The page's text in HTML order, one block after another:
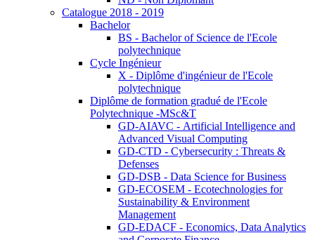
Catalogue 2018 - 2019
Bachelor
BS - Bachelor of Science de l'Ecole
polytechnique
Cycle Ingénieur
X - Diplôme d'ingénieur de l'Ecole
polytechnique
Diplôme de formation gradué de l'Ecole
Polytechnique -MSc&T
GD-AIAVC - Artificial Intelligence and
Advanced Visual Computing
GD-CTD - Cybersecurity : Threats &
Defenses
GD-DSB - Data Science for Business
GD-ECOSEM - Ecotechnologies for
Sustainability & Environment
Management
GD-EDACF - Economics, Data Analytics